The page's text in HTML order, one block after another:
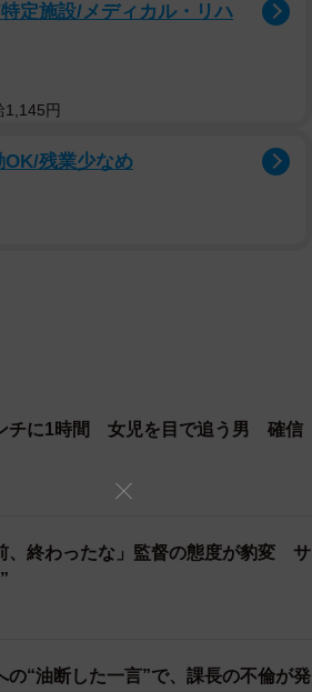
捜査を始めたと思いますが。
、きちんと償わなくてはなりませ
れているのですから。それをこの学
べきです。また、むしろ、そのよう
じめが起きたのではないでしょう
「教育的配慮」に全国大会出場のた
行時に18歳になっている場合は、
18歳になっていない場合は、少年法
ます。厳しいかもしれませんが、罪
のケアに当たって、守ってあげて欲
関との間で検討することです。
定施設/メディカル・リハ
1,145円
残業少なめ
チに1時間 女児を目で追う男 確信
、終わったな」監督の態度が豹変 サ
”
の“油断した一言”で、課長の不倫が発